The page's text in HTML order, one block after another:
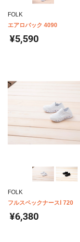
FOLK
エアロバック 4090
¥5,590
FOLK
フルスペックナースⅠ 720
¥6,380